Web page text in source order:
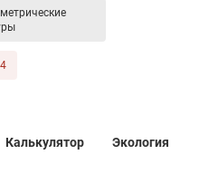
Калькулятор Экология